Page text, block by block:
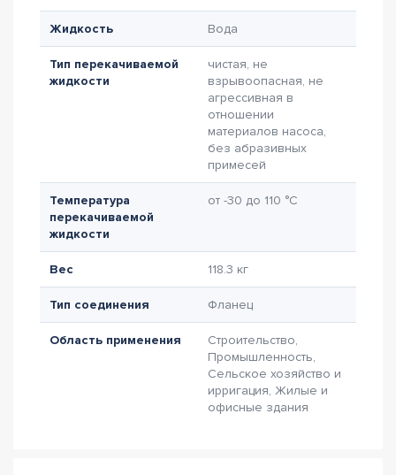
Жидкость Вода
Тип перекачиваемой
жидкости
чистая, не
взрывоопасная, не
агрессивная в
отношении
материалов насоса,
без абразивных
примесей
Температура
перекачиваемой
жидкости
от -30 до 110 °C
Вес 118.3 кг
Тип соединения Фланец
Область применения
Строительство,
Промышленность,
Сельское хозяйство и
ирригация, Жилые и
офисные здания